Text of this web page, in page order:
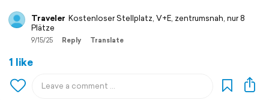
Traveler Kostenloser Stellplatz, V+E, zentrumsnah, nur 8
Plätze
9/15/25 Reply Translate
1 like